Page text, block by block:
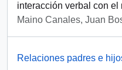
interacción verbal con el
Maino Canales, Juan
Relaciones padres e